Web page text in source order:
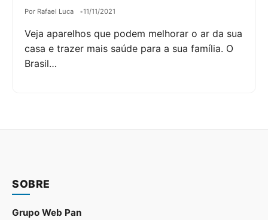
Por Rafael Luca 11/11/2021
Veja aparelhos que podem melhorar o ar da sua
casa e trazer mais saúde para a sua família. O
Brasil…
SOBRE
Grupo Web Pan